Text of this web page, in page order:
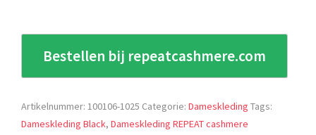
Bestellen bij repeatcashmere.com
Artikelnummer: 100106-1025 Categorie: Dameskleding Tags:
Dameskleding Black, Dameskleding REPEAT cashmere